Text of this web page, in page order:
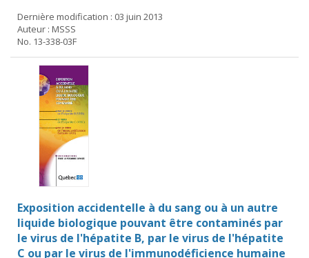
Dernière modification : 03 juin 2013
Auteur : MSSS
No. 13-338-03F
Exposition accidentelle à du sang ou à un autre
liquide biologique pouvant être contaminés par
le virus de l'hépatite B, par le virus de l'hépatite
C ou par le virus de l'immunodéficience humaine